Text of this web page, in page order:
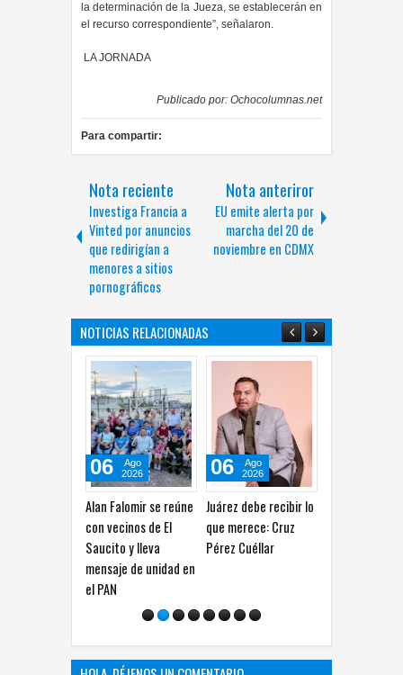
la determinación de la Jueza, se establecerán en
el recurso correspondiente”, señalaron.
LA JORNADA
Publicado por: Ochocolumnas.net
Para compartir:
Nota reciente
Investiga Francia a
Vinted por anuncios
que redirigían a
menores a sitios
pornográficos
Nota anteriror
EU emite alerta por
marcha del 20 de
noviembre en CDMX
NOTICIAS RELACIONADAS
Alan Falomir se reúne
con vecinos de El
Saucito y lleva
mensaje de unidad en
Juárez debe recibir lo
que merece: Cruz
Pérez Cuéllar
06
Ago
2026
Trabajan en software
con IA para detectar
anomalías en
06
Ago
HOLA, DÉJENOS UN COMENTARIO